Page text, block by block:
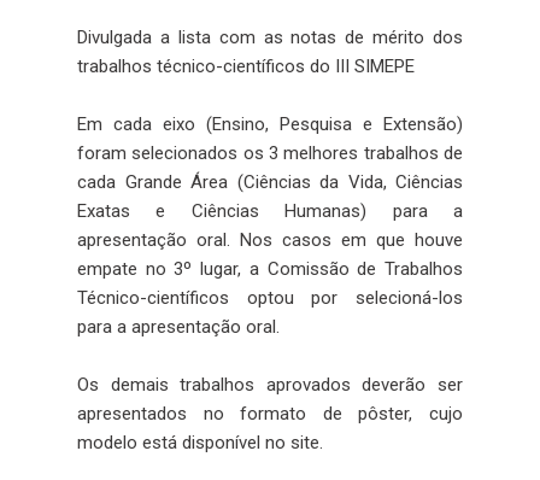
Divulgada a lista com as notas de mérito dos
trabalhos técnico-científicos do III SIMEPE
Em cada eixo (Ensino, Pesquisa e Extensão)
foram selecionados os 3 melhores trabalhos de
cada Grande Área (Ciências da Vida, Ciências
Exatas e Ciências Humanas) para a
apresentação oral. Nos casos em que houve
empate no 3º lugar, a Comissão de Trabalhos
Técnico-científicos optou por selecioná-los
para a apresentação oral.
Os demais trabalhos aprovados deverão ser
apresentados no formato de pôster, cujo
modelo está disponível no site.